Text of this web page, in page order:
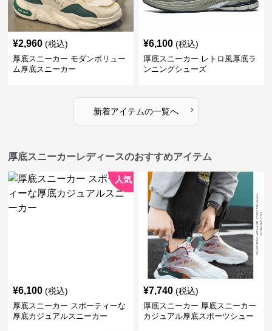
¥2,960 (税込)
厚底スニーカー モダンボリュー
ム厚底スニーカー
¥6,100 (税込)
厚底スニーカー レトロ風厚底ラ
ンニングシューズ
新着アイテムの一覧へ ›
厚底スニーカーレディースのおすすめアイテム
人気
¥6,100 (税込)
厚底スニーカー スポーティーな
厚底カジュアルスニーカー
¥7,740 (税込)
厚底スニーカー 厚底スニーカー
カジュアル厚底スポーツシュー